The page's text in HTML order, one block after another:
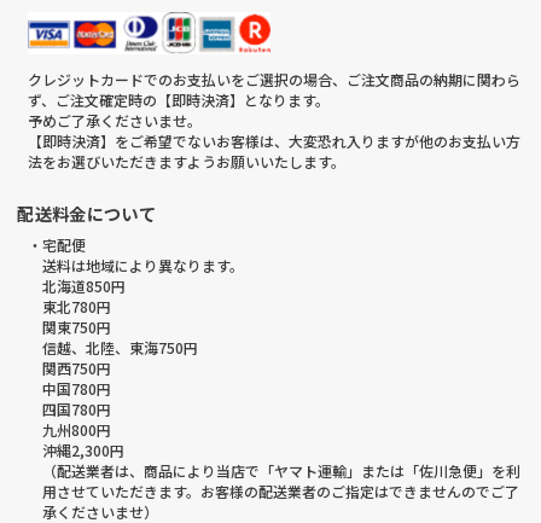
クレジットカードでのお支払いをご選択の場合、ご注文商品の納期に関わら
ず、ご注文確定時の【即時決済】となります。
予めご了承くださいませ。
【即時決済】をご希望でないお客様は、大変恐れ入りますが他のお支払い方
法をお選びいただきますようお願いいたします。
配送料金について
・宅配便
送料は地域により異なります。
北海道850円
東北780円
関東750円
信越、北陸、東海750円
関西750円
中国780円
四国780円
九州800円
沖縄2,300円
（配送業者は、商品により当店で「ヤマト運輸」または「佐川急便」を利
用させていただきます。お客様の配送業者のご指定はできませんのでご了
承くださいませ）